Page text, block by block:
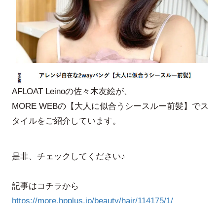
AFLOAT Leinoの佐々木友絵が、
MORE WEBの【大人に似合うシースルー前髪】でス
タイルをご紹介しています。
是非、チェックしてください♪
記事はコチラから
https://more.hpplus.jp/beauty/hair/114175/1/